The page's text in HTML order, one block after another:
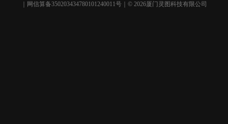
｜网信算备350203434780101240011号｜© 2026厦门灵图科技有限公司